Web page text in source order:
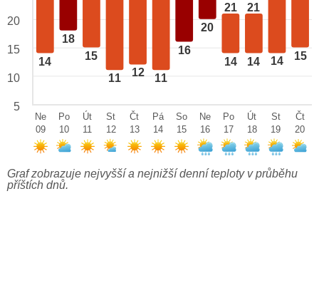
14
18
15
11 12 11
16
20
21
14
21
14 14 15
20
15
10
5
Ne
09
Po
10
Út
11
St
12
Čt
13
Pá
14
So
15
Ne
16
Po
17
Út
18
St
19
Čt
20
Graf zobrazuje nejvyšší a nejnižší denní teploty v průběhu
příštích dnů.